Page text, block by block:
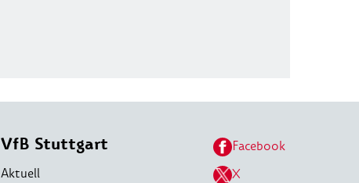
VfB Stuttgart
Aktuell
Facebook
X